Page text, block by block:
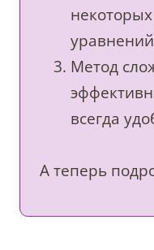
Метод
всегда
А теперь